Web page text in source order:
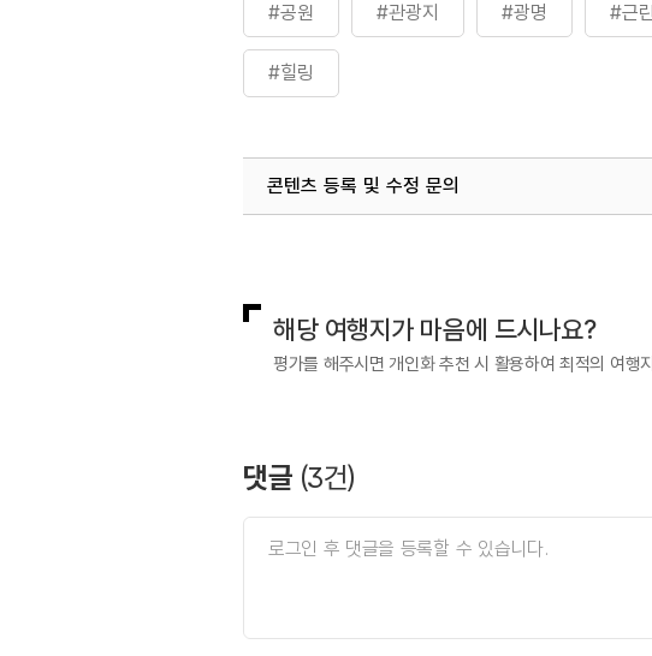
#공원 #관광지 #광명 #근
#힐링
콘텐츠 등록 및 수정 문의
해당 여행지가 마음에 드시나요?
평가를 해주시면 개인화 추천 시 활용하여 최적의 여행
댓글 (3건)